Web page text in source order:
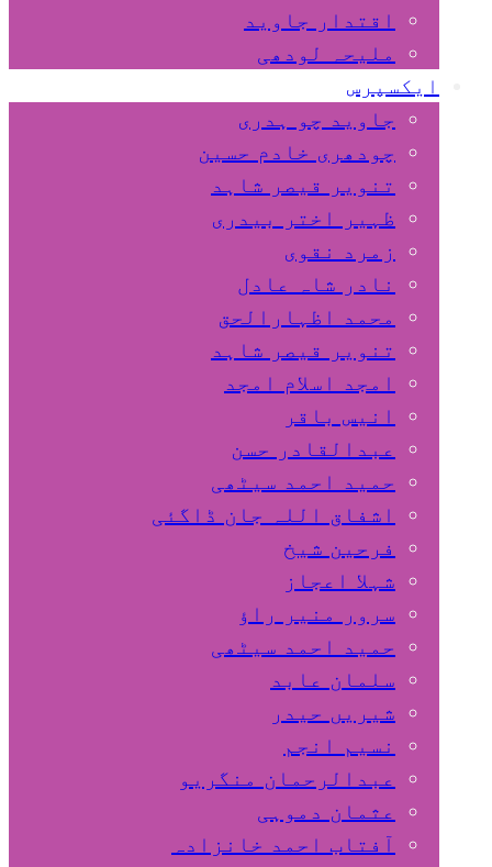
اقتدار جاوید
ملیحہ لودھی
ایکسپرس
جاوید چو ہدری
چودھری خادم حسین
تنویر قیصر شاہد
ظہیر اختر بیدری
زمرد نقوی
نادر شاہ عادل
محمد اظہارالحق
تنویر قیصر شاہد
امجد اسلام امجد
انیس باقر
عبدالقادر حسن
حمید احمد سیٹھی
اشفاق اللہ جان ڈاگئی
فرحین شیخ
شہلا اعجاز
سرور منیر راؤ
حمید احمد سیٹھی
سلمان عابد
شیریں حیدر
نسیم انجم
عبدالرحمان منگریو
عثمان دموہی
آفتاب احمد خانزادہ